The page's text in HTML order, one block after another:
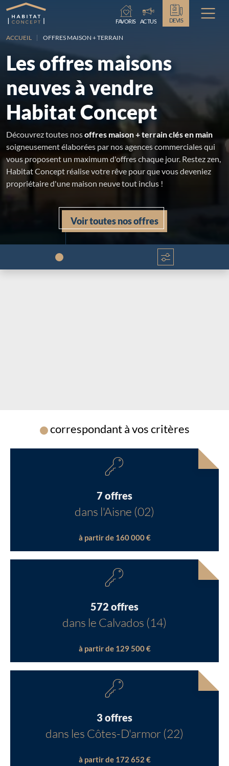
Chargement...
FAVORIS
ACTUS DEVIS
ACCUEIL OFFRES MAISON + TERRAIN
Les offres maisons
neuves à vendre
Habitat Concept
Découvrez toutes nosoffres maison + terrain clés en main
soigneusement élaborées par nos agences commerciales qui
vous proposent un maximum d'offres chaque jour. Restez zen,
Habitat Concept réalise votre rêve pour que vous deveniez
propriétaire d'une maison neuve tout inclus !
Voir toutes nos offres
Chargement...
Chargement...
correspondant à vos critères
7 offres
dans l'Aisne (02)
à partir de 160 000 €
572 offres
dans le Calvados (14)
à partir de 129 500 €
3 offres
dans les Côtes-D'armor (22)
à partir de 172 652 €